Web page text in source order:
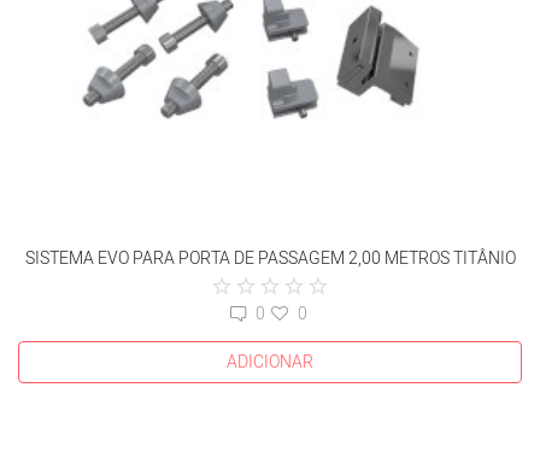
SISTEMA EVO PARA PORTA DE PASSAGEM 2,00 METROS TITÂNIO
0
0
ADICIONAR